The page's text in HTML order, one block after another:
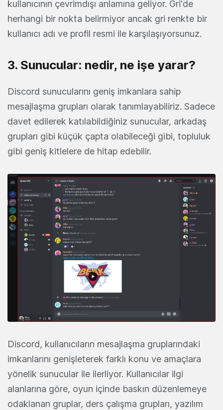
kullanıcının çevrimdışı anlamına geliyor. Gri'de
herhangi bir nokta belirmiyor ancak gri renkte bir
kullanıcı adı ve profil resmi ile karşılaşıyorsunuz.
3. Sunucular: nedir, ne işe yarar?
Discord sunucularını geniş imkanlara sahip
mesajlaşma grupları olarak tanımlayabiliriz. Sadece
davet edilerek katılabildiğiniz sunucular, arkadaş
grupları gibi küçük çapta olabileceği gibi, topluluk
gibi geniş kitlelere de hitap edebilir.
Discord, kullanıcıların mesajlaşma gruplarındaki
imkanlarını genişleterek farklı konu ve amaçlara
yönelik sunucular ile ilerliyor. Kullanıcılar ilgi
alanlarına göre, oyun içinde baskın düzenlemeye
odaklanan gruplar, ders çalışma grupları, yazılım